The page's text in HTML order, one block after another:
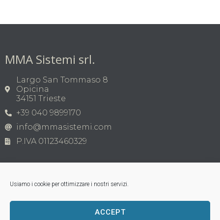
Usiamo i cookie per ottimizzare i nostri servizi.
ACCEPT
MMA Sistemi srl.
Largo San Tommaso 8
Opicina
34151 Trieste
+39 040 9899170
info@mmasistemi.com
P.IVA 01123460329
Copyright © MMA Sistemi s.r.l. 2026 | P.IVA